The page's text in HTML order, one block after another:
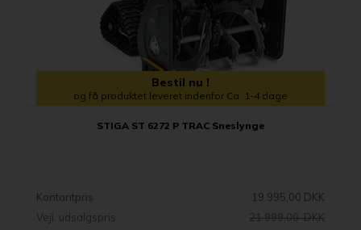
Bestil nu !
og få produktet leveret indenfor Ca. 1-4 dage
STIGA ST 6272 P TRAC Sneslynge
Kontantpris
19.995,00 DKK
Vejl. udsalgspris
21.999,00 DKK